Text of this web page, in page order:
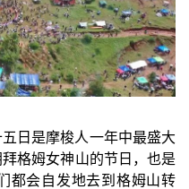
日是摩梭人一年中最盛大
格姆女神山的节日，也是
都会自发地去到格姆山转